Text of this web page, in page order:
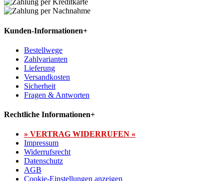
Kunden-Informationen+
Bestellwege
Zahlvarianten
Lieferung
Versandkosten
Sicherheit
Fragen & Antworten
Rechtliche Informationen+
» VERTRAG WIDERRUFEN «
Impressum
Widerrufsrecht
Datenschutz
AGB
Cookie-Einstellungen anzeigen